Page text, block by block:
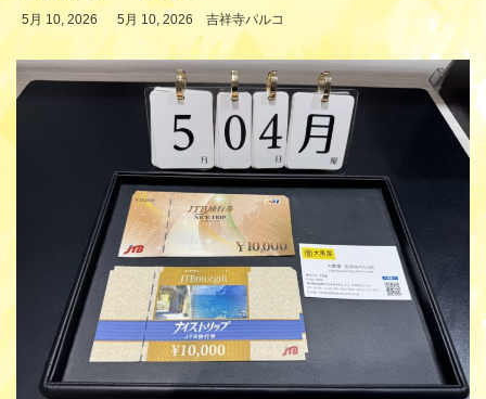
5月 10, 2026
最
5月 10, 2026 吉祥寺パルコ